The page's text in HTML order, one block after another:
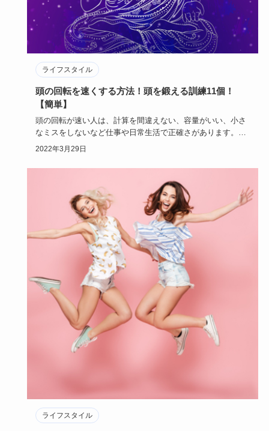
ライフスタイル
頭の回転を速くする方法！頭を鍛える訓練11個！
【簡単】
頭の回転が速い人は、計算を間違えない、容量がいい、小さ
なミスをしないなど仕事や日常生活で正確さがあります。
頭の回転を速…
2022年3月29日
ライフスタイル